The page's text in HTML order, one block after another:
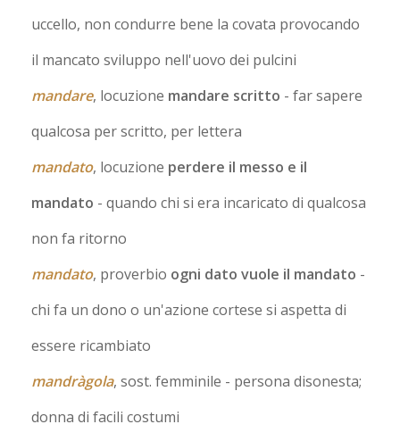
uccello, non condurre bene la covata provocando
il mancato sviluppo nell'uovo dei pulcini
mandare, locuzione mandare scritto - far sapere
qualcosa per scritto, per lettera
mandato, locuzione perdere il messo e il
mandato - quando chi si era incaricato di qualcosa
non fa ritorno
mandato, proverbio ogni dato vuole il mandato -
chi fa un dono o un'azione cortese si aspetta di
essere ricambiato
mandràgola, sost. femminile - persona disonesta;
donna di facili costumi